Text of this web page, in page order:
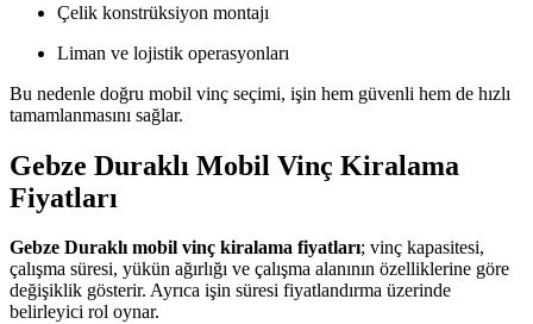
Çelik konstrüksiyon montajı
Liman ve lojistik operasyonları
Bu nedenle doğru mobil vinç seçimi, işin hem güvenli hem de hızlı
tamamlanmasını sağlar.
Gebze Duraklı Mobil Vinç Kiralama
Fiyatları
Gebze Duraklı mobil vinç kiralama fiyatları; vinç kapasitesi,
çalışma süresi, yükün ağırlığı ve çalışma alanının özelliklerine göre
değişiklik gösterir. Ayrıca işin süresi fiyatlandırma üzerinde
belirleyici rol oynar.